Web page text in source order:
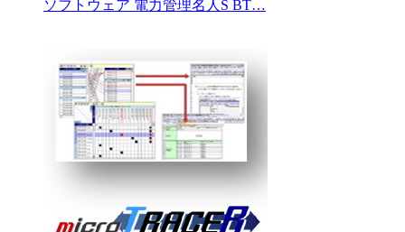
ソフトウェア 電力管理名人S BT…